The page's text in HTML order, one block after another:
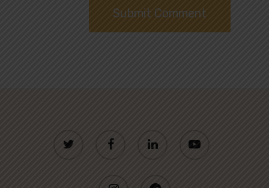
facebook linkedin
instagram telegram